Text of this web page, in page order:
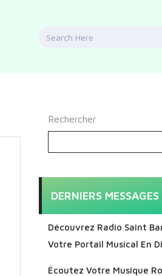
Search
Rechercher
DERNIERS MESSAGES
Découvrez Radio Saint
Votre Portail Musical En
Écoutez Votre Musique